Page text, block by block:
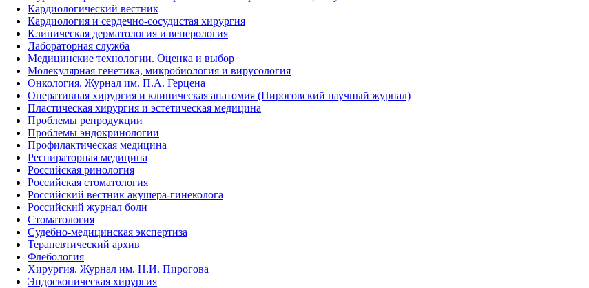
Кардиологический вестник
Кардиология и сердечно-сосудистая хирургия
Клиническая дерматология и венерология
Лабораторная служба
Медицинские технологии. Оценка и выбор
Молекулярная генетика, микробиология и вирусология
Онкология. Журнал им. П.А. Герцена
Оперативная хирургия и клиническая анатомия (Пироговский научный журнал)
Пластическая хирургия и эстетическая медицина
Проблемы репродукции
Проблемы эндокринологии
Профилактическая медицина
Респираторная медицина
Российская ринология
Российская стоматология
Российский вестник акушера-гинеколога
Российский журнал боли
Стоматология
Судебно-медицинская экспертиза
Терапевтический архив
Флебология
Хирургия. Журнал им. Н.И. Пирогова
Эндоскопическая хирургия